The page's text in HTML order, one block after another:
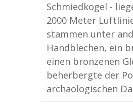
Schmiedkogel -
2000 Meter
stammen unter
Handblechen, ein
einen bronzenen
beherbergte der
archäologischen